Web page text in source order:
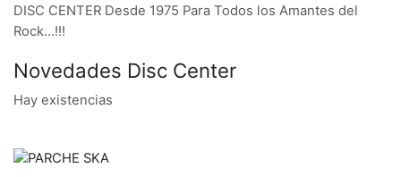
DISC CENTER Desde 1975 Para Todos los Amantes del
Rock…!!!
Novedades Disc Center
Hay existencias